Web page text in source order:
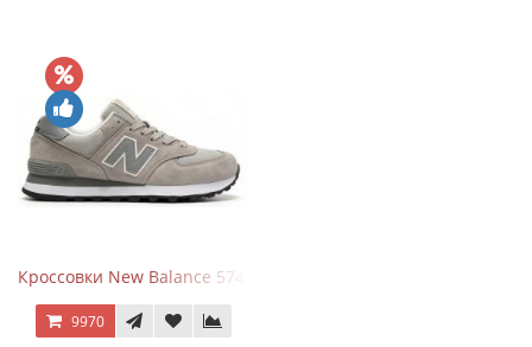
Кроссовки New Balance 574 Silver Summer Fog
9970